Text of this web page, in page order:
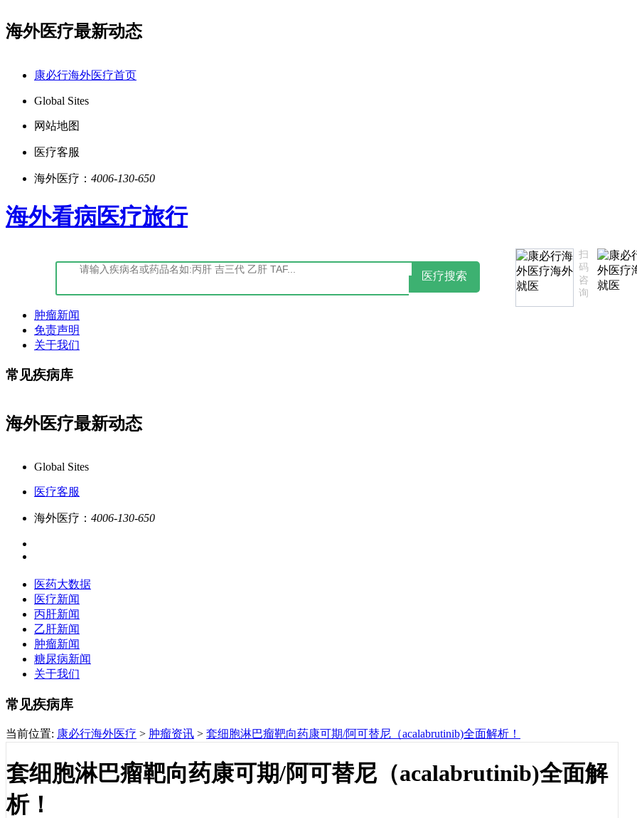
海外医疗最新动态
康必行海外医疗首页
Global Sites
网站地图
医疗客服
海外医疗： 4006-130-650
海外看病医疗旅行
医疗搜索
扫
码
咨
询
肿瘤新闻
免责声明
关于我们
常见疾病库
海外医疗最新动态
Global Sites
医疗客服
海外医疗： 4006-130-650
医药大数据
医疗新闻
丙肝新闻
乙肝新闻
肿瘤新闻
糖尿病新闻
关于我们
常见疾病库
当前位置: 康必行海外医疗 > 肿瘤资讯 > 套细胞淋巴瘤靶向药康可期/阿可替尼（acalabrutinib)全面解析！
套细胞淋巴瘤靶向药康可期/阿可替尼（acalabrutinib)全面解
析！